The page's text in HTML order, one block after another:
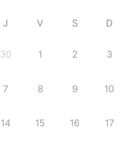
J V S D
30 1 2 3
7 8 9 10
14 15 16 17